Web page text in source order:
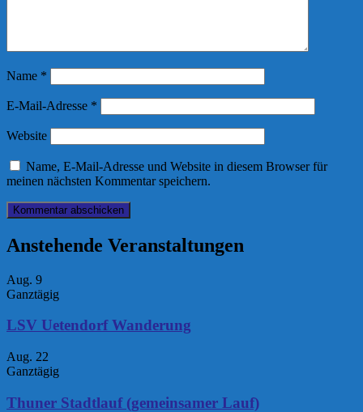
Name *
E-Mail-Adresse *
Website
Name, E-Mail-Adresse und Website in diesem Browser für
meinen nächsten Kommentar speichern.
Anstehende Veranstaltungen
Aug. 9
Ganztägig
LSV Uetendorf Wanderung
Aug. 22
Ganztägig
Thuner Stadtlauf (gemeinsamer Lauf)